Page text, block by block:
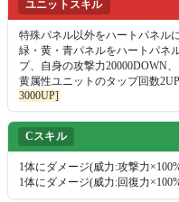
ユニットスキル
特殊パネル以外をハートパネル
緑・黄・青パネルをハートパネ
プ、自身の攻撃力20000DOWN
黄属性ユニットのタップ回数
3000UP]
Cスキル
1体にダメージ(威力:攻撃力
1体にダメージ(威力:回復力